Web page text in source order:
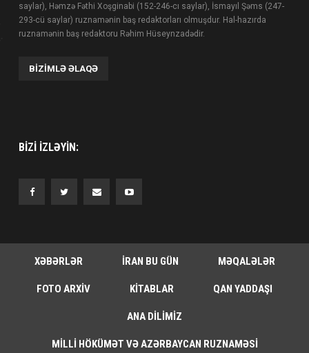
saylar), Həmzə Fəthi Xoşginabi (152-246-cı saylar), İsmayıl Şəms (247-
293-cü saylar) ruznamənin baş redaktorları olmuşdur. Hal-hazırda
ruznamənin baş redaktoru Rəhim Hüseynzadədir.
BIZIMLƏ ƏLAQƏ
BIZI IZLƏYIN:
XƏBƏRLƏR İRAN BU GÜN MƏQALƏLƏR
FOTO ARXIV KITABLAR QAN YADDAŞI
ANA DILIMIZ
MILLI HÖKÜMƏT VƏ AZƏRBAYCAN RUZNAMƏSI